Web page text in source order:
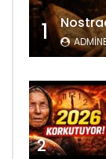
1
2